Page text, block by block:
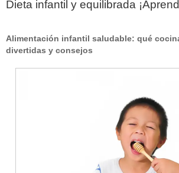
Dieta infantil y equilibrada
Alimentación infantil saludable: qué
divertidas y consejos